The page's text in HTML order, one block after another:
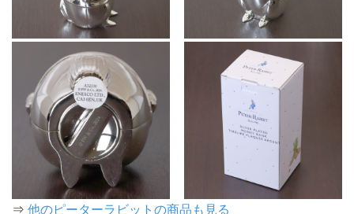
⇒ 他のピーターラビットの商品も見る